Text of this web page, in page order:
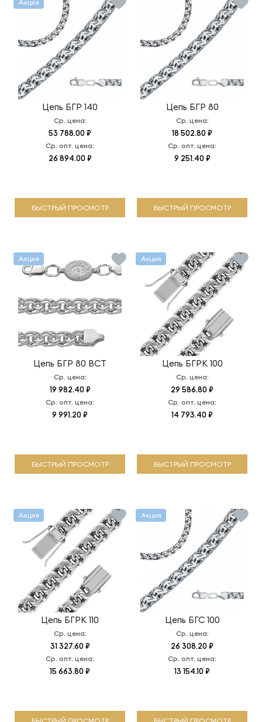
Цепь БГР 140
Ср. цена:
53 788.00 ₽
Ср. опт. цена:
26 894.00 ₽
Акция
БЫСТРЫЙ ПРОСМОТР
Цепь БГР 80
Ср. цена:
18 502.80 ₽
Ср. опт. цена:
9 251.40 ₽
БЫСТРЫЙ ПРОСМОТР
Цепь БГР 80 ВСТ
Ср. цена:
19 982.40 ₽
Ср. опт. цена:
9 991.20 ₽
Акция
БЫСТРЫЙ ПРОСМОТР
Цепь БГРК 100
Ср. цена:
29 586.80 ₽
Ср. опт. цена:
14 793.40 ₽
Акция
БЫСТРЫЙ ПРОСМОТР
Цепь БГРК 110
Ср. цена:
31 327.60 ₽
Ср. опт. цена:
15 663.80 ₽
Акция
Цепь БГС 100
Ср. цена:
26 308.20 ₽
Ср. опт. цена:
13 154.10 ₽
Акция